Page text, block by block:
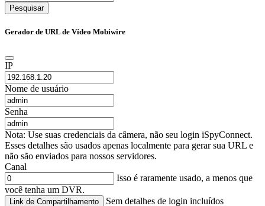
Pesquisar
Gerador de URL de Vídeo Mobiwire
IP
Nome de usuário
Senha
Nota: Use suas credenciais da câmera, não seu login iSpyConnect.
Esses detalhes são usados apenas localmente para gerar sua URL e
não são enviados para nossos servidores.
Canal
Isso é raramente usado, a menos que
você tenha um DVR.
Link de Compartilhamento Sem detalhes de login incluídos